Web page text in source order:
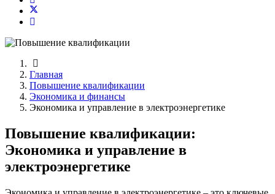
Главная
Повышение квалификации
Экономика и финансы
Экономика и управление в электроэнергетике
Повышение квалификации:
Экономика и управление в
электроэнергетике